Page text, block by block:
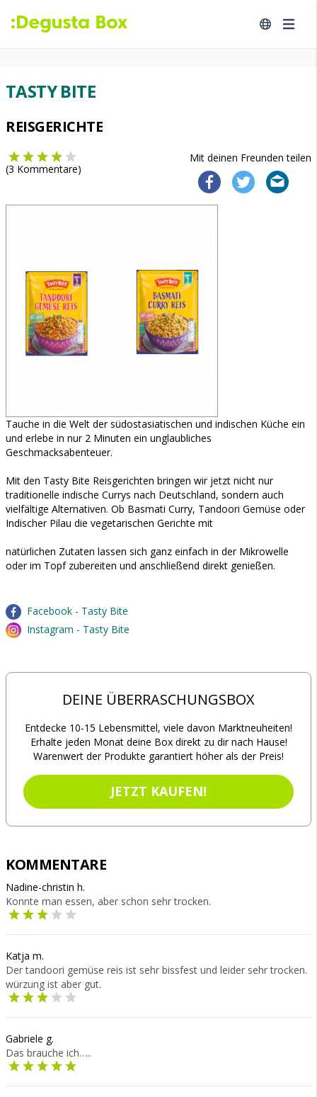
TASTY BITE
REISGERICHTE
Mit deinen Freunden teilen
(3 Kommentare)
Tauche in die Welt der südostasiatischen und indischen Küche ein
und erlebe in nur 2 Minuten ein unglaubliches
Geschmacksabenteuer.
Mit den Tasty Bite Reisgerichten bringen wir jetzt nicht nur
traditionelle indische Currys nach Deutschland, sondern auch
vielfältige Alternativen. Ob Basmati Curry, Tandoori Gemüse oder
Indischer Pilau die vegetarischen Gerichte mit
natürlichen Zutaten lassen sich ganz einfach in der Mikrowelle
oder im Topf zubereiten und anschließend direkt genießen.
Facebook - Tasty Bite
Instagram - Tasty Bite
DEINE ÜBERRASCHUNGSBOX
Entdecke 10-15 Lebensmittel, viele davon Marktneuheiten!
Erhalte jeden Monat deine Box direkt zu dir nach Hause!
Warenwert der Produkte garantiert höher als der Preis!
JETZT KAUFEN!
KOMMENTARE
Nadine-christin h.
Konnte man essen, aber schon sehr trocken.
Katja m.
Der tandoori gemüse reis ist sehr bissfest und leider sehr trocken.
würzung ist aber gut.
Gabriele g.
Das brauche ich…..